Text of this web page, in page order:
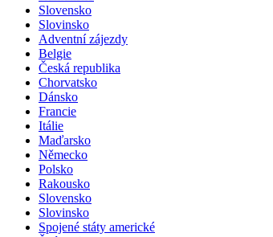
Slovensko
Slovinsko
Adventní zájezdy
Belgie
Česká republika
Chorvatsko
Dánsko
Francie
Itálie
Maďarsko
Německo
Polsko
Rakousko
Slovensko
Slovinsko
Spojené státy americké